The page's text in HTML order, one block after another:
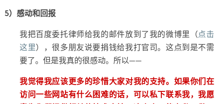
5）感动和回报
我把百度委托律师给我的邮件放到了我的微博里（点击
这里），很多朋友说要捐钱给我打官司。这点到是不需
要了。但是我真的很感动。所以——
我觉得我应该更多的珍惜大家对我的支持。如果你们在
访问一些网站有什么困难的话，可以私下联系我，我愿